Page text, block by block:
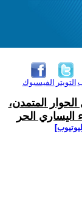
الفيسبوك التويتر
المتمدن،
الحر